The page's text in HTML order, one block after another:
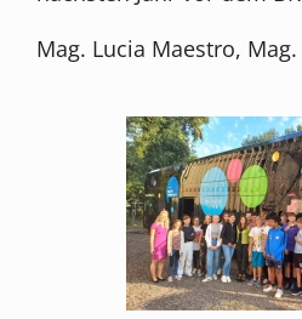
Mag. Lucia Maestro,